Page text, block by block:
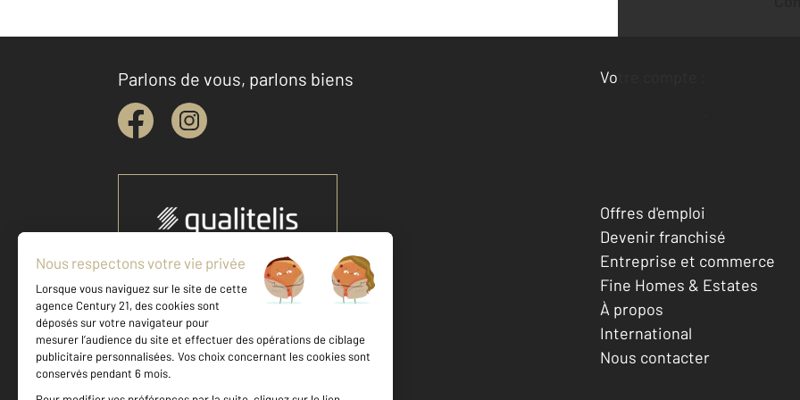
Parlons de vous, parlons biens
Votre compte :
Accéder à mon compte
Votre agence est notée
Achat
Vente
9,3/10
Location
9,1/10
Offres d'emploi
Devenir franchisé
Entreprise et commerce
Fine Homes & Estates
À propos
International
Nous contacter